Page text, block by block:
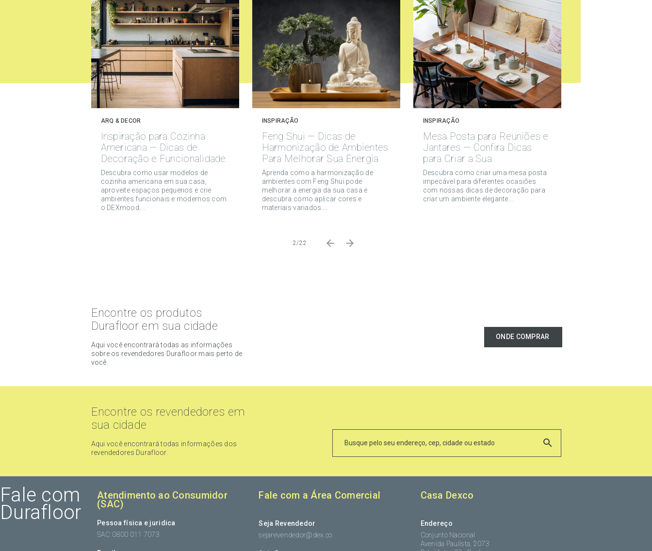
ARQ & DECOR
Inspiração para Cozinha
Americana — Dicas de
Decoração e Funcionalidade
Descubra como usar modelos de
cozinha americana em sua casa,
aproveite espaços pequenos e crie
ambientes funcionais e modernos com
o DEXmood....
INSPIRAÇÃO
Feng Shui — Dicas de
Harmonização de Ambientes
Para Melhorar Sua Energia
Aprenda como a harmonização de
ambientes com Feng Shui pode
melhorar a energia da sua casa e
descubra como aplicar cores e
materiais variados....
INSPIRAÇÃO
Mesa Posta para Reuniões e
Jantares — Confira Dicas
para Criar a Sua
Descubra como criar uma mesa posta
impecável para diferentes ocasiões
com nossas dicas de decoração para
criar um ambiente elegante....
2/22
Encontre os produtos
Durafloor em sua cidade
Aqui você encontrará todas as informações
sobre os revendedores Durafloor mais perto de
você.
ONDE COMPRAR
Encontre os revendedores em
sua cidade
Aqui você encontrará todas informações dos
revendedores Durafloor.
Fale com
Durafloor
Atendimento ao Consumidor
(SAC)
Pessoa física e juridica
SAC: 0800 011 7073
Fale com a Área Comercial
Seja Revendedor
sejarevendedor@dex.co
Casa Dexco
Endereço
Conjunto Nacional
Avenida Paulista, 2073